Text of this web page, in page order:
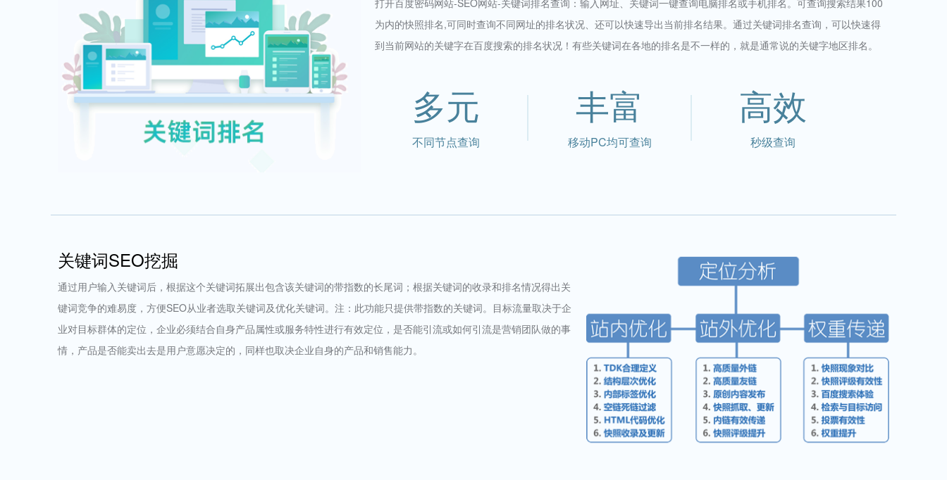
打开百度密码网站-SEO网站-关键词排名查询：输入网址、关键词一键查询电脑排名或手机排名。可查询搜索结果100
为内的快照排名,可同时查询不同网址的排名状况、还可以快速导出当前排名结果。通过关键词排名查询，可以快速得
到当前网站的关键字在百度搜索的排名状况！有些关键词在各地的排名是不一样的，就是通常说的关键字地区排名。
多元
不同节点查询
丰富
移动PC均可查询
高效
秒级查询
关键词SEO挖掘
通过用户输入关键词后，根据这个关键词拓展出包含该关键词的带指数的长尾词；根据关键词的收录和排名情况得出关
键词竞争的难易度，方便SEO从业者选取关键词及优化关键词。注：此功能只提供带指数的关键词。目标流量取决于企
业对目标群体的定位，企业必须结合自身产品属性或服务特性进行有效定位，是否能引流或如何引流是营销团队做的事
情，产品是否能卖出去是用户意愿决定的，同样也取决企业自身的产品和销售能力。